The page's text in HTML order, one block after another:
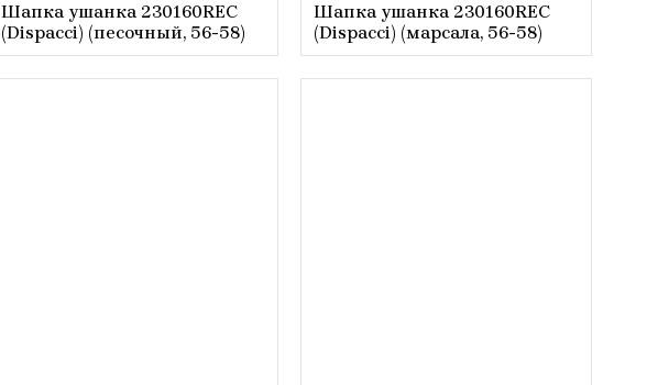
Шапка ушанка 230160REС
(Dispacci) (песочный, 56-58)
Шапка ушанка 230160REС
(Dispacci) (марсала, 56-58)